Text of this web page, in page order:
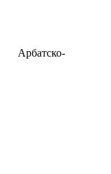
Арбатско-